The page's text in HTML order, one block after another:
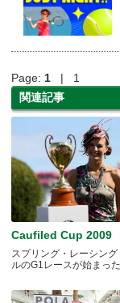
Page: 1 | 1
関連記事
Caufiled Cup 2009
スプリング・レーシン
ルのG1レースが始まった